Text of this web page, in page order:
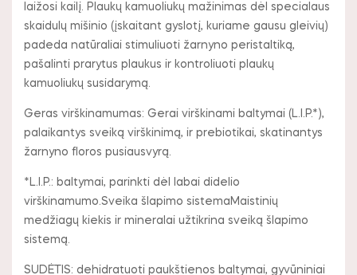
laižosi kailį. Plaukų kamuoliukų mažinimas dėl specialaus
skaidulų mišinio (įskaitant gyslotį, kuriame gausu gleivių)
padeda natūraliai stimuliuoti žarnyno peristaltiką,
pašalinti prarytus plaukus ir kontroliuoti plaukų
kamuoliukų susidarymą.
Geras virškinamumas: Gerai virškinami baltymai (L.I.P.*),
palaikantys sveiką virškinimą, ir prebiotikai, skatinantys
žarnyno floros pusiausvyrą.
*L.I.P.: baltymai, parinkti dėl labai didelio
virškinamumo.Sveika šlapimo sistemaMaistinių
medžiagų kiekis ir mineralai užtikrina sveiką šlapimo
sistemą.
SUDĖTIS: dehidratuoti paukštienos baltymai, gyvūniniai